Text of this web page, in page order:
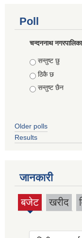
Poll
चन्दननाथ
Choices
सन्तुष्ट छु
ठिकै छ
सन्तुष्ट छैन
Older polls
Results
जानकारी
बजेट
(active
खरीद